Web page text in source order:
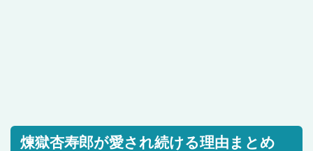
煉獄杏寿郎が愛され続ける理由まとめ